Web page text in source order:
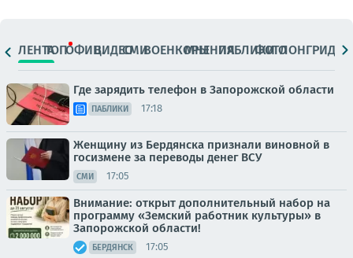
ЛЕНТАТОПОФИЦ.ВИДЕОСМИВОЕНКОРЫМНЕНИЯПАБЛИКИ
ФОТОЛОНГРИДЫ
Где зарядить телефон в Запорожской области
ПАБЛИКИ 17:18
Женщину из Бердянска признали виновной в
госизмене за переводы денег ВСУ
СМИ 17:05
Внимание: открыт дополнительный набор на
программу «Земский работник культуры» в
Запорожской области!
БЕРДЯНСК 17:05